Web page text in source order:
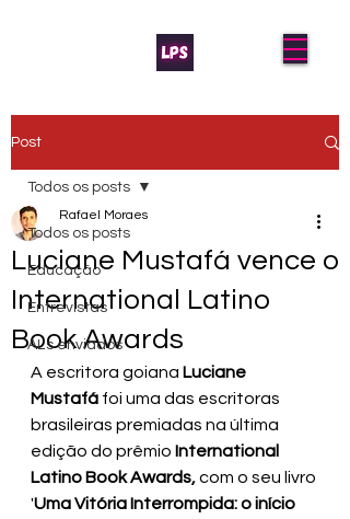
Post
Todos os posts
Educação
Entrevistas
AL's enviados
Todos os posts
Luciane Mustafá vence o
International Latino
Book Awards
Rafael Moraes
A escritora goiana Luciane
Mustafá foi uma das escritoras
brasileiras premiadas na última
edição do prêmio International
Latino Book Awards, com o seu livro
'Uma Vitória Interrompida: o início